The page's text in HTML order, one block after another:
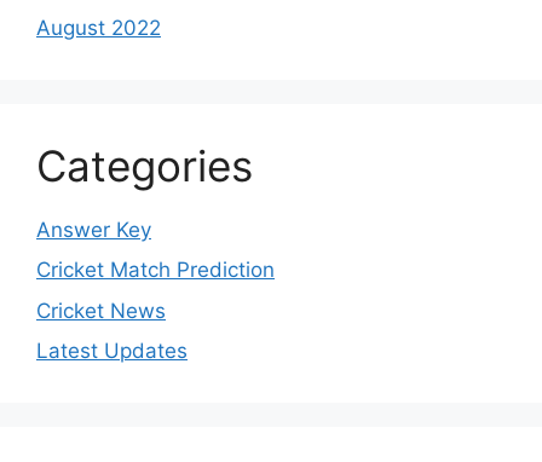
August 2022
Categories
Answer Key
Cricket Match Prediction
Cricket News
Latest Updates